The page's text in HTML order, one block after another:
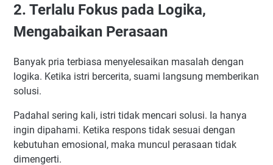
2. Terlalu Fokus pada Logika,
Mengabaikan Perasaan
Banyak pria terbiasa menyelesaikan masalah dengan
logika. Ketika istri bercerita, suami langsung memberikan
solusi.
Padahal sering kali, istri tidak mencari solusi. Ia hanya
ingin dipahami. Ketika respons tidak sesuai dengan
kebutuhan emosional, maka muncul perasaan tidak
dimengerti.